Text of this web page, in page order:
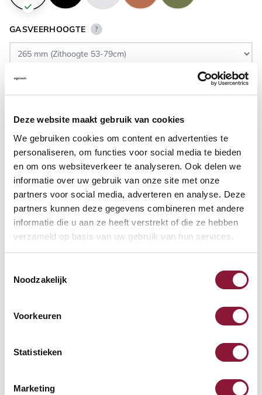
Deze website maakt gebruik van cookies
We gebruiken cookies om content en advertenties te
personaliseren, om functies voor social media te bieden
en om ons websiteverkeer te analyseren. Ook delen we
informatie over uw gebruik van onze site met onze
partners voor social media, adverteren en analyse. Deze
partners kunnen deze gegevens combineren met andere
informatie die u aan ze heeft verstrekt of die ze hebben
verzameld op basis van uw gebruik van hun services.
Noodzakelijk
Voorkeuren
Statistieken
Marketing
GASVEERHOOGTE ?
VOETENRING ?
VOETENSTER IN GEPOLIJST ALUMINIUM ?
Aantal: